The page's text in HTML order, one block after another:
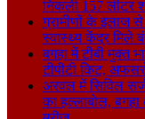
निकली 157 लीटर
ग्रामीणों के इलाज
स्वास्थ्य केंद्र मिले
बगहा में टीबी मुक्त
टीपीटी किट,
अरवल में सिविल
का हल्लाबोल,